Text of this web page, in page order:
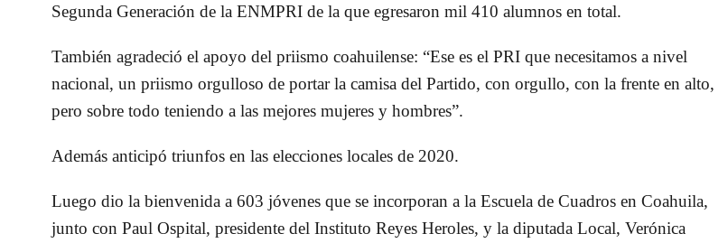
Segunda Generación de la ENMPRI de la que egresaron mil 410 alumnos en total.
También agradeció el apoyo del priismo coahuilense: “Ese es el PRI que necesitamos a nivel
nacional, un priismo orgulloso de portar la camisa del Partido, con orgullo, con la frente en alto,
pero sobre todo teniendo a las mejores mujeres y hombres”.
Además anticipó triunfos en las elecciones locales de 2020.
Luego dio la bienvenida a 603 jóvenes que se incorporan a la Escuela de Cuadros en Coahuila,
junto con Paul Ospital, presidente del Instituto Reyes Heroles, y la diputada Local, Verónica